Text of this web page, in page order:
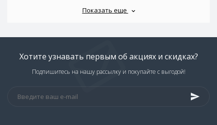
Показать еще
Хотите узнавать первым об акциях и скидках?
Подпишитесь на нашу рассылку и покупайте с выгодой!